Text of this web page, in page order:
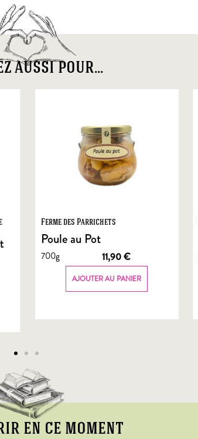
aussi pour...
Ferme des Parrichets
Poule au Pot
700g 11,90€
AJOUTER AU PANIER
en ce moment